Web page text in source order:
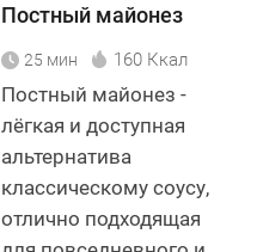
Постный майонез
25 мин 160 Ккал
Постный майонез -
лёгкая и доступная
альтернатива
классическому соусу,
отлично подходящая